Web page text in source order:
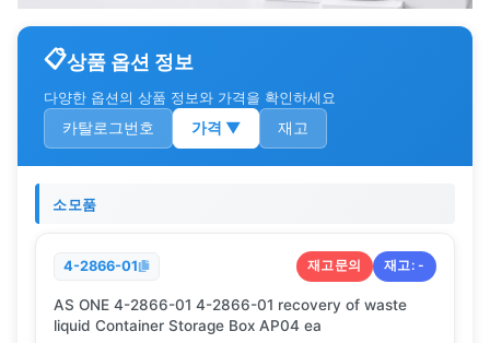
상품 옵션 정보
다양한 옵션의 상품 정보와 가격을 확인하세요
카탈로그번호 가격 ▼ 재고
소모품
4-2866-01 재고문의 재고:-
AS ONE 4-2866-01 4-2866-01 recovery of waste
liquid Container Storage Box AP04 ea